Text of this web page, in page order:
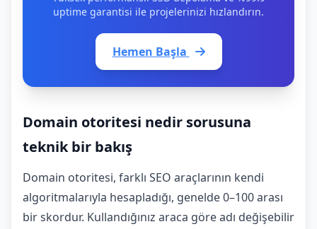
uptime garantisi ile projelerinizi hızlandırın.
Hemen Başla
Domain otoritesi nedir sorusuna
teknik bir bakış
Domain otoritesi, farklı SEO araçlarının kendi
algoritmalarıyla hesapladığı, genelde 0–100 arası
bir skordur. Kullandığınız araca göre adı değişebilir